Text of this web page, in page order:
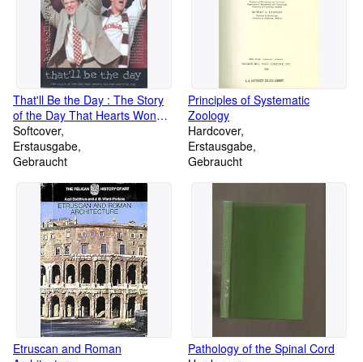
That'll Be the Day : The Story
of the Day That Hearts Won
the Scottish Cup
Softcover
Erstausgabe
Gebraucht
Principles of Systematic
Zoology
Hardcover
Erstausgabe
Gebraucht
Etruscan and Roman
Pathology of the Spinal Cord